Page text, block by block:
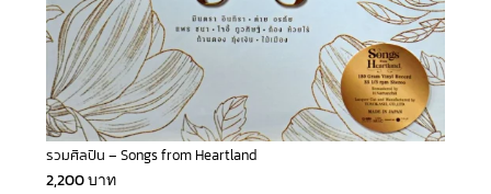
รวมศิลปิน – Songs from Heartland
2,200บาท